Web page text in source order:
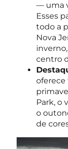
— uma
Esses
todo a
Nova
centro
oferece
Park, o
o
de